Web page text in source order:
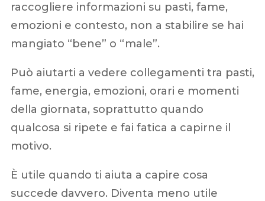
raccogliere informazioni su pasti, fame,
emozioni e contesto, non a stabilire se hai
mangiato “bene” o “male”.
Può aiutarti a vedere collegamenti tra pasti,
fame, energia, emozioni, orari e momenti
della giornata, soprattutto quando
qualcosa si ripete e fai fatica a capirne il
motivo.
È utile quando ti aiuta a capire cosa
succede davvero. Diventa meno utile